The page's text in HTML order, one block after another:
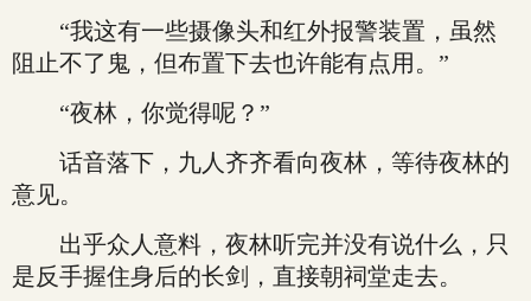
“我这有一些摄像头和红外报警装置，虽然
阻止不了鬼，但布置下去也许能有点用。”
“夜林，你觉得呢？”
话音落下，九人齐齐看向夜林，等待夜林的
意见。
出乎众人意料，夜林听完并没有说什么，只
是反手握住身后的长剑，直接朝祠堂走去。